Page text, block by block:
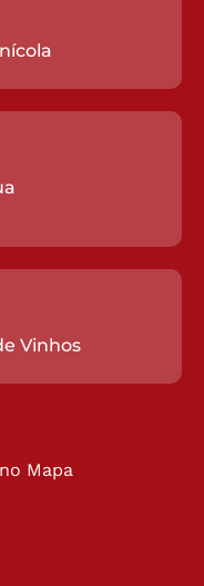
Vinhos
Mapa